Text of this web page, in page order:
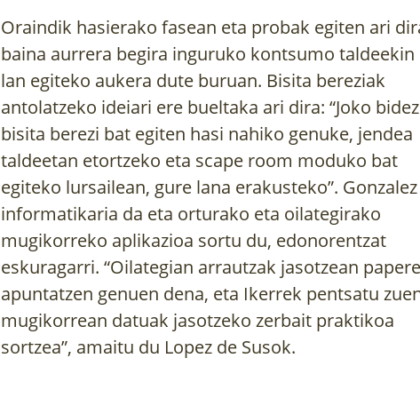
Oraindik hasierako fasean eta probak egiten ari
baina aurrera begira inguruko kontsumo taldeekin
lan egiteko aukera dute buruan. Bisita bereziak
antolatzeko ideiari ere bueltaka ari dira: “Joko
bisita berezi bat egiten hasi nahiko genuke, jendea
taldeetan etortzeko eta scape room moduko bat
egiteko lursailean, gure lana erakusteko”. Gonzalez
informatikaria da eta orturako eta oilategirako
mugikorreko aplikazioa sortu du, edonorentzat
eskuragarri. “Oilategian arrautzak jasotzean
apuntatzen genuen dena, eta Ikerrek pentsatu
mugikorrean datuak jasotzeko zerbait praktikoa
sortzea”, amaitu du Lopez de Susok.